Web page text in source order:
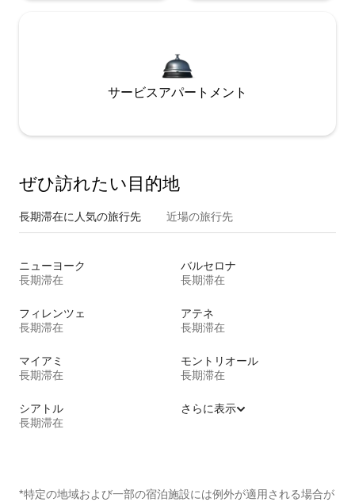
サービスアパートメント
ぜひ訪⁠れ⁠た⁠い目⁠的⁠地
長期滞在に人気の旅行先 近場の旅行先
ニューヨーク
長期滞在
バルセロナ
長期滞在
フィレンツェ
長期滞在
アテネ
長期滞在
マイアミ
長期滞在
モントリオール
長期滞在
シアトル
長期滞在
さらに表示
*特定の地域および一部の宿泊施設には例外が適用される場合が